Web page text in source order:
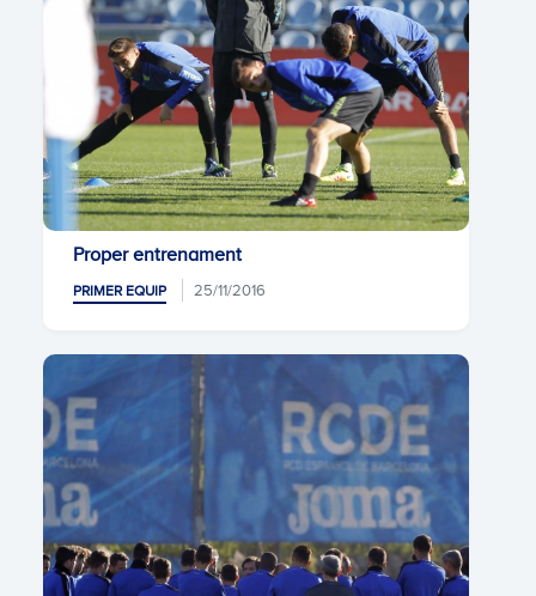
Proper entrenament
PRIMER EQUIP 25/11/2016